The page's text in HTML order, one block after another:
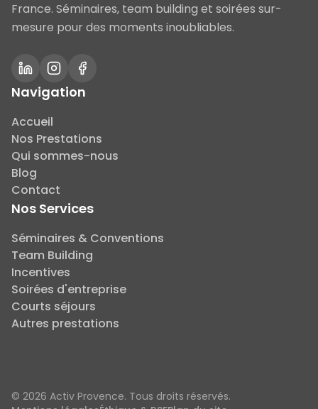
France. Séminaires, team building et soirées sur-
mesure pour des moments inoubliables.
Navigation
Accueil
Nos Prestations
Qui sommes-nous
Blog
Contact
Nos Services
Séminaires & Conventions
Team Building
Incentives
Soirées d'entreprise
Courts séjours
Autres prestations
© 2026 Activ Provence. Tous droits réservés.